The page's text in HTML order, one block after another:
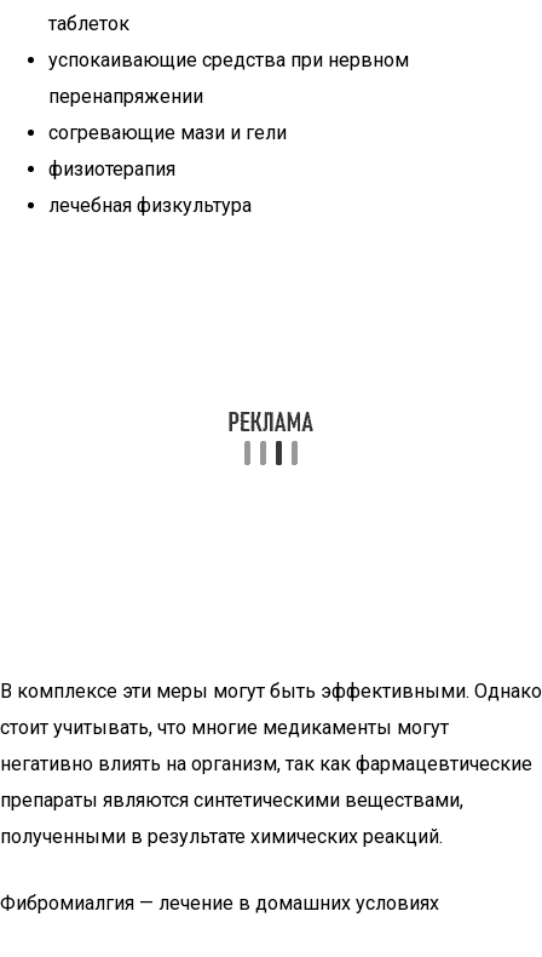
таблеток
успокаивающие средства при нервном
перенапряжении
согревающие мази и гели
физиотерапия
лечебная физкультура
В комплексе эти меры могут быть эффективными. Однако
стоит учитывать, что многие медикаменты могут
негативно влиять на организм, так как фармацевтические
препараты являются синтетическими веществами,
полученными в результате химических реакций.
Фибромиалгия — лечение в домашних условиях